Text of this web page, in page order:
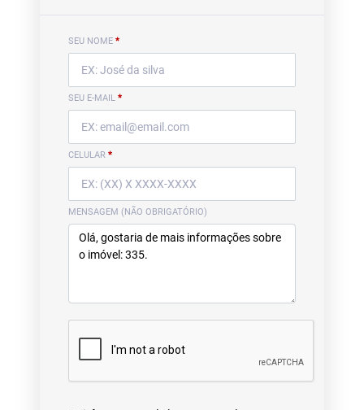
SEU NOME *
SEU E-MAIL *
CELULAR *
MENSAGEM (NÃO OBRIGATÓRIO)